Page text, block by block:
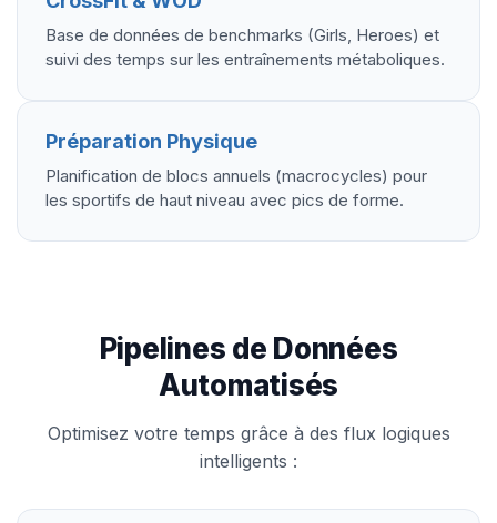
Base de données de benchmarks (Girls, Heroes) et
suivi des temps sur les entraînements métaboliques.
Préparation Physique
Planification de blocs annuels (macrocycles) pour
les sportifs de haut niveau avec pics de forme.
Pipelines de Données
Automatisés
Optimisez votre temps grâce à des flux logiques
intelligents :